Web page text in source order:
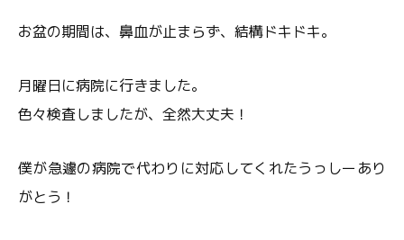
お盆の期間は、鼻血が止まらず、結構ドキドキ。
月曜日に病院に行きました。
色々検査しましたが、全然大丈夫！
僕が急遽の病院で代わりに対応してくれたうっしーあり
がとう！